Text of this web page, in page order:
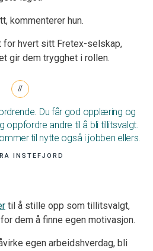
kommenterer hun.
for hvert sitt Fretex-selskap,
gir dem trygghet i rollen.
Du får god opplæring og
oppfordre andre til å bli tillitsvalgt.
til nytte også i jobben ellers.
INSTEFJORD
til å stille opp som tillitsvalgt,
dem å finne egen motivasjon.
egen arbeidshverdag, bli